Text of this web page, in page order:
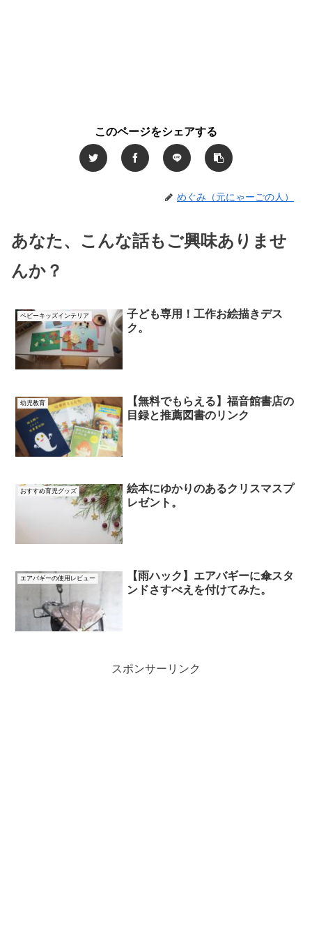
このページをシェアする
めぐみ（元にゃーごの人）
あなた、こんな話もご興味ありませ
んか？
ベビーキッズインテリア
子ども専用！工作お絵描きデス
ク。
幼児教育
【無料でもらえる】福音館書店の
目録と推薦図書のリンク
おすすめ育児グッズ
絵本にゆかりのあるクリスマスプ
レゼント。
エアバギーの使用レビュー
【雨ハック】エアバギーに傘スタ
ンドさすべえを付けてみた。
スポンサーリンク